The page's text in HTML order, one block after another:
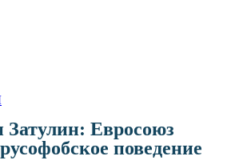
Затулин: Евросоюз
поведение